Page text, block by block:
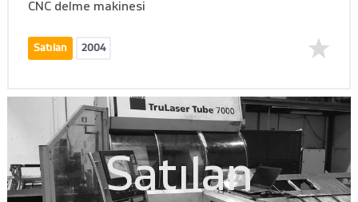
CNC delme makinesi
Satılan 2004
Satılan